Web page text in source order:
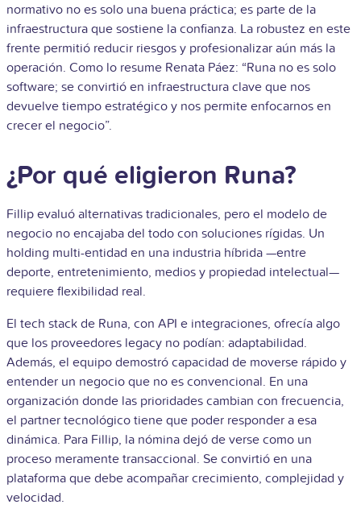
normativo no es solo una buena práctica; es parte de la
infraestructura que sostiene la confianza. La robustez en este
frente permitió reducir riesgos y profesionalizar aún más la
operación. Como lo resume Renata Páez: “Runa no es solo
software; se convirtió en infraestructura clave que nos
devuelve tiempo estratégico y nos permite enfocarnos en
crecer el negocio”.
¿Por qué eligieron Runa?
Fillip evaluó alternativas tradicionales, pero el modelo de
negocio no encajaba del todo con soluciones rígidas. Un
holding multi-entidad en una industria híbrida —entre
deporte, entretenimiento, medios y propiedad intelectual—
requiere flexibilidad real.
El tech stack de Runa, con API e integraciones, ofrecía algo
que los proveedores legacy no podían: adaptabilidad.
Además, el equipo demostró capacidad de moverse rápido y
entender un negocio que no es convencional. En una
organización donde las prioridades cambian con frecuencia,
el partner tecnológico tiene que poder responder a esa
dinámica. Para Fillip, la nómina dejó de verse como un
proceso meramente transaccional. Se convirtió en una
plataforma que debe acompañar crecimiento, complejidad y
velocidad.